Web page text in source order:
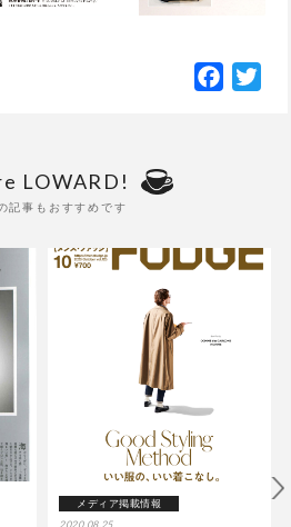
LOWARD!
記事もおすすめです
メディア掲載情報
2020.08.25